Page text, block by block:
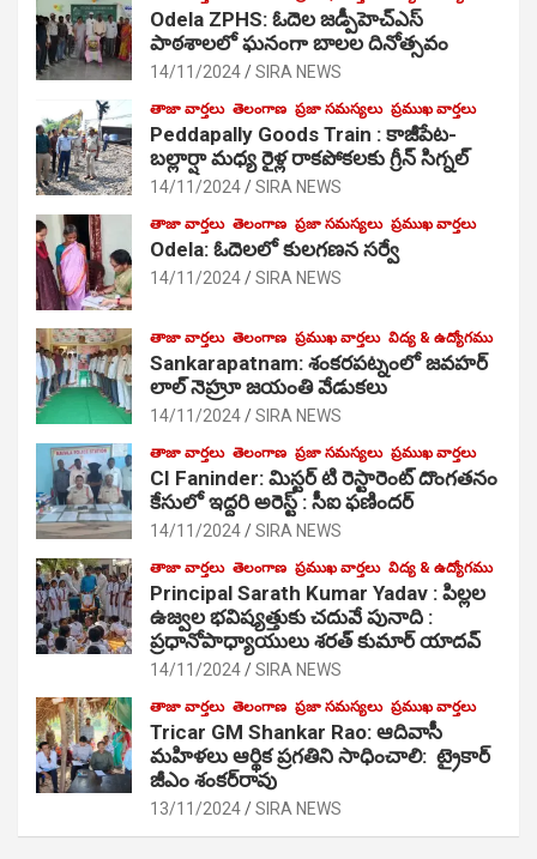
Odela ZPHS: ఓదెల జ‌డ్పీహెచ్ఎస్
పాఠ‌శాల‌లో ఘనంగా బాలల దినోత్సవం
14/11/2024 SIRA NEWS
తాజా వార్తలు తెలంగాణ ప్రజా సమస్యలు ప్రముఖ వార్తలు
Peddapally Goods Train : కాజీపేట-
బల్లార్షా మధ్య రైళ్ల రాకపోకలకు గ్రీన్ సిగ్నల్
14/11/2024 SIRA NEWS
తాజా వార్తలు తెలంగాణ ప్రజా సమస్యలు ప్రముఖ వార్తలు
Odela: ఓదెలలో కులగణన సర్వే
14/11/2024 SIRA NEWS
తాజా వార్తలు తెలంగాణ ప్రముఖ వార్తలు విద్య & ఉద్యోగము
Sankarapatnam: శంకరపట్నంలో జవహర్
లాల్ నెహ్రూ జయంతి వేడుకలు
14/11/2024 SIRA NEWS
తాజా వార్తలు తెలంగాణ ప్రజా సమస్యలు ప్రముఖ వార్తలు
CI Faninder: మిస్టర్ టి రెస్టారెంట్ దొంగతనం
కేసులో ఇద్దరి అరెస్ట్ : సీఐ ఫణిందర్
14/11/2024 SIRA NEWS
తాజా వార్తలు తెలంగాణ ప్రముఖ వార్తలు విద్య & ఉద్యోగము
Principal Sarath Kumar Yadav : పిల్లల
ఉజ్వల భవిష్యత్తుకు చదువే పునాది :
ప్రధానోపాధ్యాయులు శరత్ కుమార్ యాదవ్
14/11/2024 SIRA NEWS
తాజా వార్తలు తెలంగాణ ప్రజా సమస్యలు ప్రముఖ వార్తలు
Tricar GM Shankar Rao: ఆదివాసీ
మహిళలు ఆర్థిక ప్రగతిని సాధించాలి: ట్రైకార్
జీఎం శంకర్‌రావు
13/11/2024 SIRA NEWS